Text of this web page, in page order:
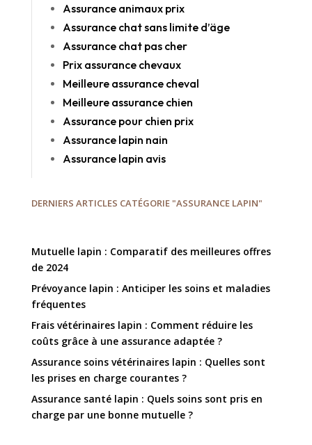
Assurance animaux prix
Assurance chat sans limite d’äge
Assurance chat pas cher
Prix assurance chevaux
Meilleure assurance cheval
Meilleure assurance chien
Assurance pour chien prix
Assurance lapin nain
Assurance lapin avis
DERNIERS ARTICLES CATÉGORIE "ASSURANCE LAPIN"
Mutuelle lapin : Comparatif des meilleures offres
de 2024
Prévoyance lapin : Anticiper les soins et maladies
fréquentes
Frais vétérinaires lapin : Comment réduire les
coûts grâce à une assurance adaptée ?
Assurance soins vétérinaires lapin : Quelles sont
les prises en charge courantes ?
Assurance santé lapin : Quels soins sont pris en
charge par une bonne mutuelle ?